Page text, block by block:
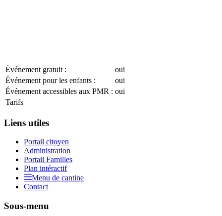
Événement gratuit :
oui
Événement pour les enfants :
oui
Événement accessibles aux PMR : oui
Tarifs
Liens utiles
Portail citoyen
Administration
Portail Familles
Plan intéractif
Menu de cantine
Contact
Sous-menu